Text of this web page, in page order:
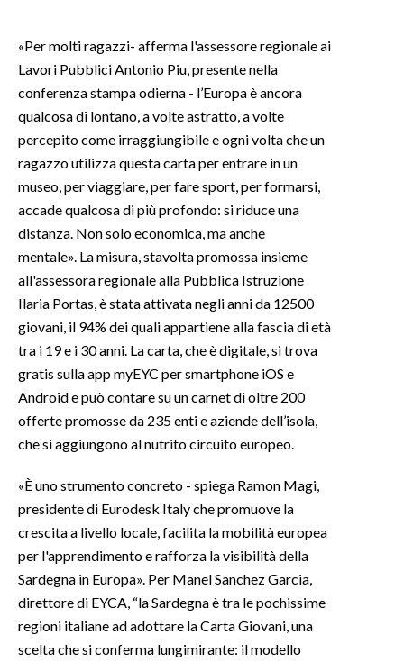
ANNUNCI
NECROLOGI
«Per molti ragazzi- afferma l'assessore regionale ai
Lavori Pubblici Antonio Piu, presente nella
conferenza stampa odierna - l’Europa è ancora
qualcosa di lontano, a volte astratto, a volte
percepito come irraggiungibile e ogni volta che un
ragazzo utilizza questa carta per entrare in un
museo, per viaggiare, per fare sport, per formarsi,
accade qualcosa di più profondo: si riduce una
distanza. Non solo economica, ma anche
mentale». La misura, stavolta promossa insieme
all'assessora regionale alla Pubblica Istruzione
Ilaria Portas, è stata attivata negli anni da 12500
giovani, il 94% dei quali appartiene alla fascia di età
tra i 19 e i 30 anni. La carta, che è digitale, si trova
gratis sulla app myEYC per smartphone iOS e
Android e può contare su un carnet di oltre 200
offerte promosse da 235 enti e aziende dell’isola,
che si aggiungono al nutrito circuito europeo.
«È uno strumento concreto - spiega Ramon Magi,
presidente di Eurodesk Italy che promuove la
crescita a livello locale, facilita la mobilità europea
per l'apprendimento e rafforza la visibilità della
Sardegna in Europa». Per Manel Sanchez Garcia,
direttore di EYCA, “la Sardegna è tra le pochissime
regioni italiane ad adottare la Carta Giovani, una
scelta che si conferma lungimirante: il modello